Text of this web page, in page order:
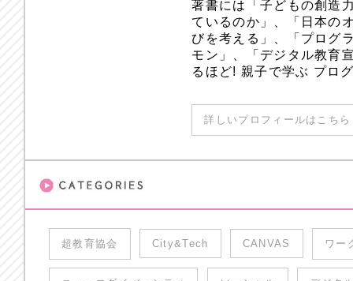
著書には「子どもの創造
ているのか」、「日本の
びを考える」、「プログ
モン」、「デジタル教育
るほど! 親子で学ぶ プロ
詳しいプロフィールはこち
超教育協会 City&Tech CANVAS ワー